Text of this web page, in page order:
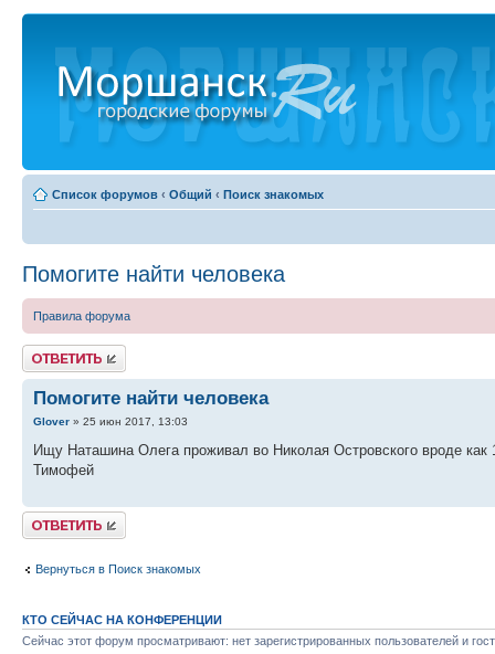
Список форумов ‹ Общий ‹ Поиск знакомых
Помогите найти человека
Правила форума
Ответить
Помогите найти человека
Glover » 25 июн 2017, 13:03
Ищу Наташина Олега проживал во Николая Островского вроде
Тимофей
Ответить
Вернуться в Поиск знакомых
КТО СЕЙЧАС НА КОНФЕРЕНЦИИ
Сейчас этот форум просматривают: нет зарегистрированных пользователей и